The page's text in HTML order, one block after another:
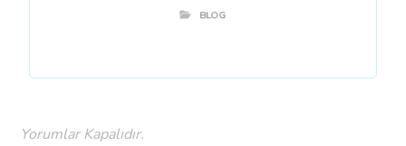
BLOG
Yorumlar Kapalıdır.